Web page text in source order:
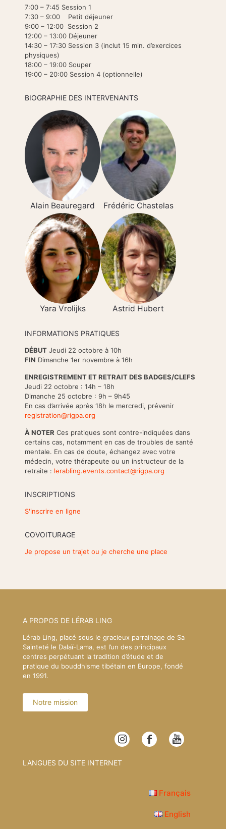
7:00 – 7:45 Session 1
7:30 – 9:00 Petit déjeuner
9:00 – 12:00 Session 2
12:00 – 13:00 Déjeuner
14:30 – 17:30 Session 3 (inclut 15 min. d’exercices
physiques)
18:00 – 19:00 Souper
19:00 – 20:00 Session 4 (optionnelle)
BIOGRAPHIE DES INTERVENANTS
Alain Beauregard Frédéric Chastelas
Yara Vrolijks Astrid Hubert
INFORMATIONS PRATIQUES
DÉBUT Jeudi 22 octobre à 10h
FIN Dimanche 1er novembre à 16h
ENREGISTREMENT ET RETRAIT DES BADGES/CLEFS
Jeudi 22 octobre : 14h – 18h
Dimanche 25 octobre : 9h – 9h45
En cas d’arrivée après 18h le mercredi, prévenir
registration@rigpa.org
À NOTER Ces pratiques sont contre-indiquées dans
certains cas, notamment en cas de troubles de santé
mentale. En cas de doute, échangez avec votre
médecin, votre thérapeute ou un instructeur de la
retraite : lerabling.events.contact@rigpa.org
INSCRIPTIONS
S'inscrire en ligne
COVOITURAGE
Je propose un trajet ou je cherche une place
A PROPOS DE LÉRAB LING
Lérab Ling, placé sous le gracieux parrainage de Sa
Sainteté le Dalaï-Lama, est l’un des principaux
centres perpétuant la tradition d’étude et de
pratique du bouddhisme tibétain en Europe, fondé
en 1991.
Notre mission
LANGUES DU SITE INTERNET
Français
English